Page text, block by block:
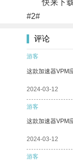
快来下载
#2#
评论
游客
这款加速器VPM
2024-03-12
游客
这款加速器VPM
2024-03-12
游客